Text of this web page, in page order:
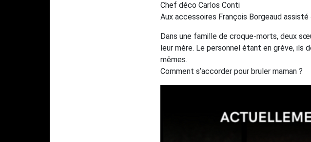
Chef déco Carlos Conti
Aux accessoires François Borgeaud assisté
Dans une famille de croque-morts, deux
leur mère. Le personnel étant en grève, ils
mêmes.
Comment s’accorder pour bruler maman ?